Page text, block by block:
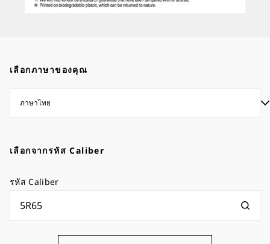
เลือกภาษาของคุณ
เลือกจากรหัส Caliber
รหัส Caliber